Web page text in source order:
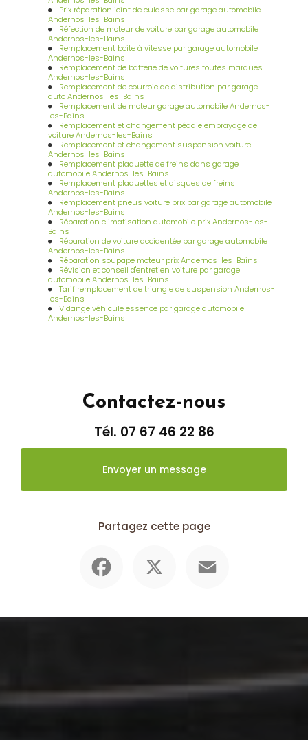
Prix réparation joint de culasse par garage automobile
Andernos-les-Bains
Réfection de moteur de voiture par garage automobile
Andernos-les-Bains
Remplacement boite à vitesse par garage automobile
Andernos-les-Bains
Remplacement de batterie de voitures toutes marques
Andernos-les-Bains
Remplacement de courroie de distribution par garage
auto Andernos-les-Bains
Remplacement de moteur garage automobile Andernos-
les-Bains
Remplacement et changement pédale embrayage de
voiture Andernos-les-Bains
Remplacement et changement suspension voiture
Andernos-les-Bains
Remplacement plaquette de freins dans garage
automobile Andernos-les-Bains
Remplacement plaquettes et disques de freins
Andernos-les-Bains
Remplacement pneus voiture prix par garage automobile
Andernos-les-Bains
Réparation climatisation automobile prix Andernos-les-
Bains
Réparation de voiture accidentée par garage automobile
Andernos-les-Bains
Réparation soupape moteur prix Andernos-les-Bains
Révision et conseil d'entretien voiture par garage
automobile Andernos-les-Bains
Tarif remplacement de triangle de suspension Andernos-
les-Bains
Vidange véhicule essence par garage automobile
Andernos-les-Bains
Contactez-nous
Tél. 07 67 46 22 86
Envoyer un message
Partagez cette page